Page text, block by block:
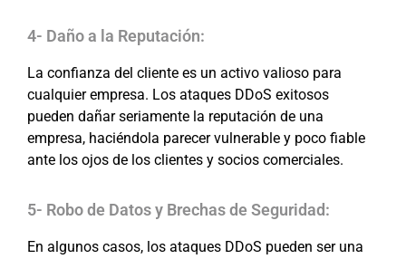
4- Daño a la Reputación:
La confianza del cliente es un activo valioso para
cualquier empresa. Los ataques DDoS exitosos
pueden dañar seriamente la reputación de una
empresa, haciéndola parecer vulnerable y poco fiable
ante los ojos de los clientes y socios comerciales.
5- Robo de Datos y Brechas de Seguridad:
En algunos casos, los ataques DDoS pueden ser una